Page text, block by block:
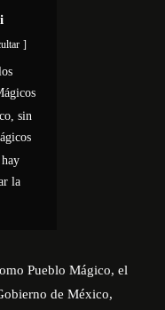
sin
la
Pueblo Mágico, el
de México,